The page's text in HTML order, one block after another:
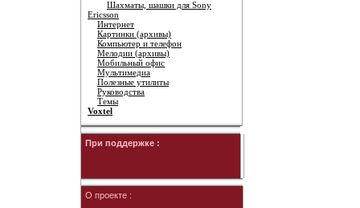
Шахматы, шашки для Sony
Ericsson
Интернет
Картинки (архивы)
Компьютер и телефон
Мелодии (архивы)
Мобильный офис
Мультимедиа
Полезные утилиты
Руководства
Темы
Voxtel
При поддержке :
О проекте :